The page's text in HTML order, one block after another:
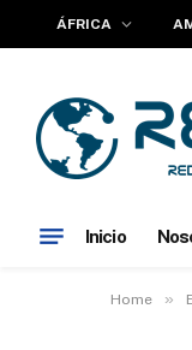
ÁFRICA
Inicio
Home »